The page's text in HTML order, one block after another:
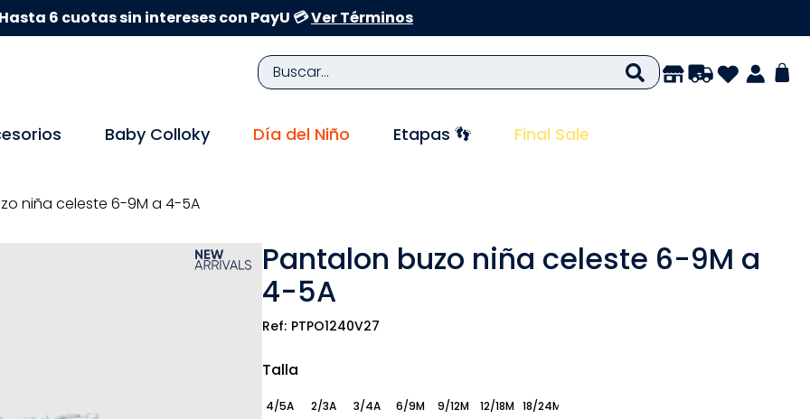
6 cuotas sin intereses con PayU 💳Ver Términos
Buscar...
Baby Colloky Día del Niño Etapas 👣 Final Sale
niña celeste 6-9M a 4-5A
Pantalon buzo niña celeste 6-9M a
4-5A
PTPO1240V27
Talla
4/5A 2/3A 3/4A 6/9M 9/12M 12/18M 18/24M
TÉRMINOS MÁS BUSCADOS
.